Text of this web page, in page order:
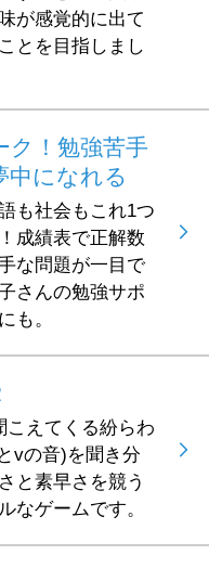
が感覚的に出て
とを目指しまし
ク！勉強苦手
中になれる
も社会もこれ1つ
成績表で正解数
な問題が一目で
さんの勉強サポ
も。
こえてくる紛らわ
vの音)を聞き分
と素早さを競う
なゲームです。